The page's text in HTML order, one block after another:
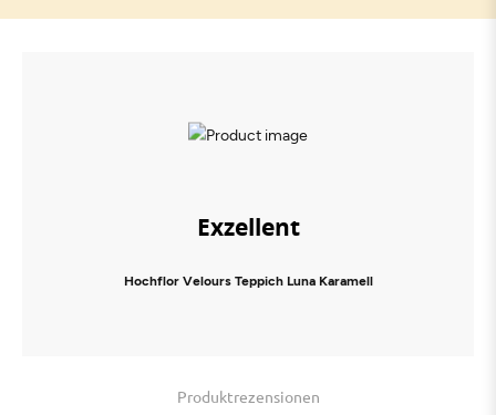
Exzellent
Hochflor Velours Teppich Luna Karamell
Produktrezensionen